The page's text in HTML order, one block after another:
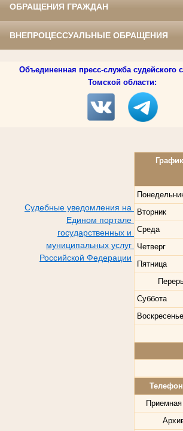
ОБРАЩЕНИЯ ГРАЖДАН
ВНЕПРОЦЕССУАЛЬНЫЕ ОБРАЩЕНИЯ
Объединенная пресс-служба судейского
Томской области:
Вторник
Среда
Четверг
Пятница
Суббота
Воскресенье
Судебные уведомления на
Едином портале
государственных и
муниципальных услуг
Российской Федерации